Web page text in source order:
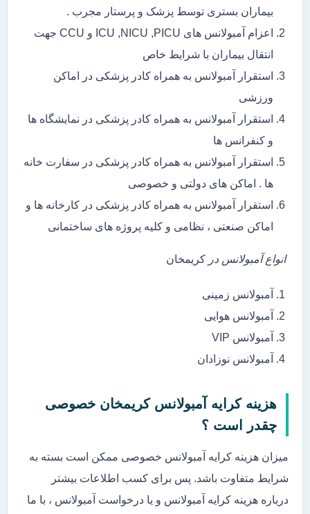
بیماران بستری توسط پزشک و پرستار مجرب .
اعزام آمبولانس های ICU ,NICU ,PICU و CCU جهت
انتقال بیماران با شرایط خاص
استقرار آمبولانس به همراه کادر پزشکی در اماکن
ورزشی
استقرار آمبولانس به همراه کادر پزشکی در نمایشگاه ها
و کنفرانس ها
استقرار آمبولانس به همراه کادر پزشکی در سفارت خانه
ها . اماکن های دولتی و خصوصی
استقرار آمبولانس به همراه کادر پزشکی در کارخانه ها و
اماکن صنعتی ، نظامی و کلیه پروژه های ساختمانی
انواع آمبولانس در کریمخان
آمبولانس زمینی
آمبولانس هوایی
آمبولانس VIP
آمبولانس نوزادان
هزینه کرایه آمبولانس کریمخان خصوصی
چقدر است ؟
میزان هزینه کرایه آمبولانس خصوصی ممکن است بسته به
شرایط متفاوت باشد. پس برای کسب اطلاعات بیشتر
درباره هزینه کرایه آمبولانس و یا درخواست آمبولانس ، با ما